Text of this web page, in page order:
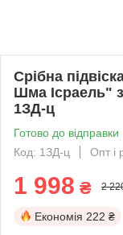
Срібна
Шма Ісраель"
1ЗД-ц
Готово до відправки
Код: 1ЗД-ц
Опт і
1 998 ₴ 2
Економія 222 ₴